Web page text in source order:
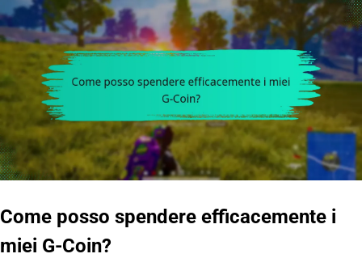
Come posso spendere efficacemente i
miei G-Coin?